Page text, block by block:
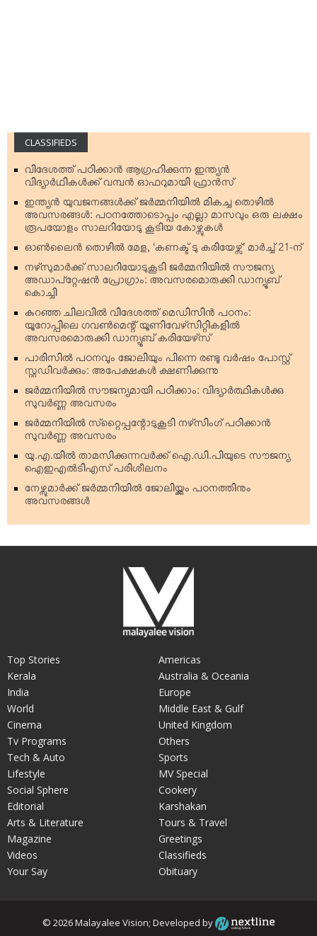
CLASSIFIEDS
വിദേശത്ത് പഠിക്കാന്‍ ആഗ്രഹിക്കുന്ന ഇന്ത്യന്‍
വിദ്യാര്‍ഥികള്‍ക്ക് വമ്പന്‍ ഓഫറുമായി ഫ്രാന്‍സ്
ഇന്ത്യന്‍ യുവജനങ്ങള്‍ക്ക് ജര്‍മ്മനിയില്‍ മികച്ച തൊഴില്‍
അവസരങ്ങള്‍: പഠനത്തോടൊപ്പം എല്ലാ മാസവും ഒരു ലക്ഷം
രൂപയോളം സാലറിയോടു കൂടിയ കോഴ്സുകള്‍
ഓണ്‍ലൈന്‍ തൊഴില്‍ മേള, ‘കണക്ട് ടു കരിയേഴ്സ്’ മാര്‍ച്ച് 21-ന്
നഴ്‌സുമാര്‍ക്ക് സാലറിയോടുകൂടി ജര്‍മ്മനിയില്‍ സൗജന്യ
അഡാപ്റ്റേഷന്‍ പ്രോഗ്രാം: അവസരമൊരുക്കി ഡാന്യൂബ്
കൊച്ചി
കുറഞ്ഞ ചിലവില്‍ വിദേശത്ത് മെഡിസിന്‍ പഠനം:
യൂറോപ്പിലെ ഗവണ്‍മെന്റ് യൂണിവേഴ്‌സിറ്റികളില്‍
അവസരമൊരുക്കി ഡാന്യൂബ് കരിയേഴ്‌സ്
പാരിസില്‍ പഠനവും ജോലിയും പിന്നെ രണ്ടു വര്‍ഷം പോസ്റ്റ്
സ്റ്റഡിവര്‍ക്കും: അപേക്ഷകള്‍ ക്ഷണിക്കുന്നു
ജര്‍മ്മനിയില്‍ സൗജന്യമായി പഠിക്കാം: വിദ്യാര്‍ത്ഥികള്‍ക്കു
സുവര്‍ണ്ണ അവസരം
ജര്‍മ്മനിയില്‍ സ്‌റ്റൈപ്പന്റോടുകൂടി നഴ്‌സിംഗ് പഠിക്കാന്‍
സുവര്‍ണ്ണ അവസരം
യു.എ.യില്‍ താമസിക്കുന്നവര്‍ക്ക് ഐ.ഡി.പിയുടെ സൗജന്യ
ഐഇഎല്‍ടിഎസ് പരിശീലനം
നേഴ്സുമാര്‍ക്ക് ജര്‍മ്മനിയില്‍ ജോലിയ്ക്കും പഠനത്തിനും
അവസരങ്ങള്‍
Top Stories
Kerala
India
World
Cinema
Tv Programs
Tech & Auto
Americas
Australia & Oceania
Europe
Middle East & Gulf
United Kingdom
Others
Sports
Lifestyle
Social Sphere
Editorial
Arts & Literature
Magazine
Videos
Your Say
MV Special
Cookery
Karshakan
Tours & Travel
Greetings
Classifieds
Obituary
© 2026 Malayalee Vision; Developed by